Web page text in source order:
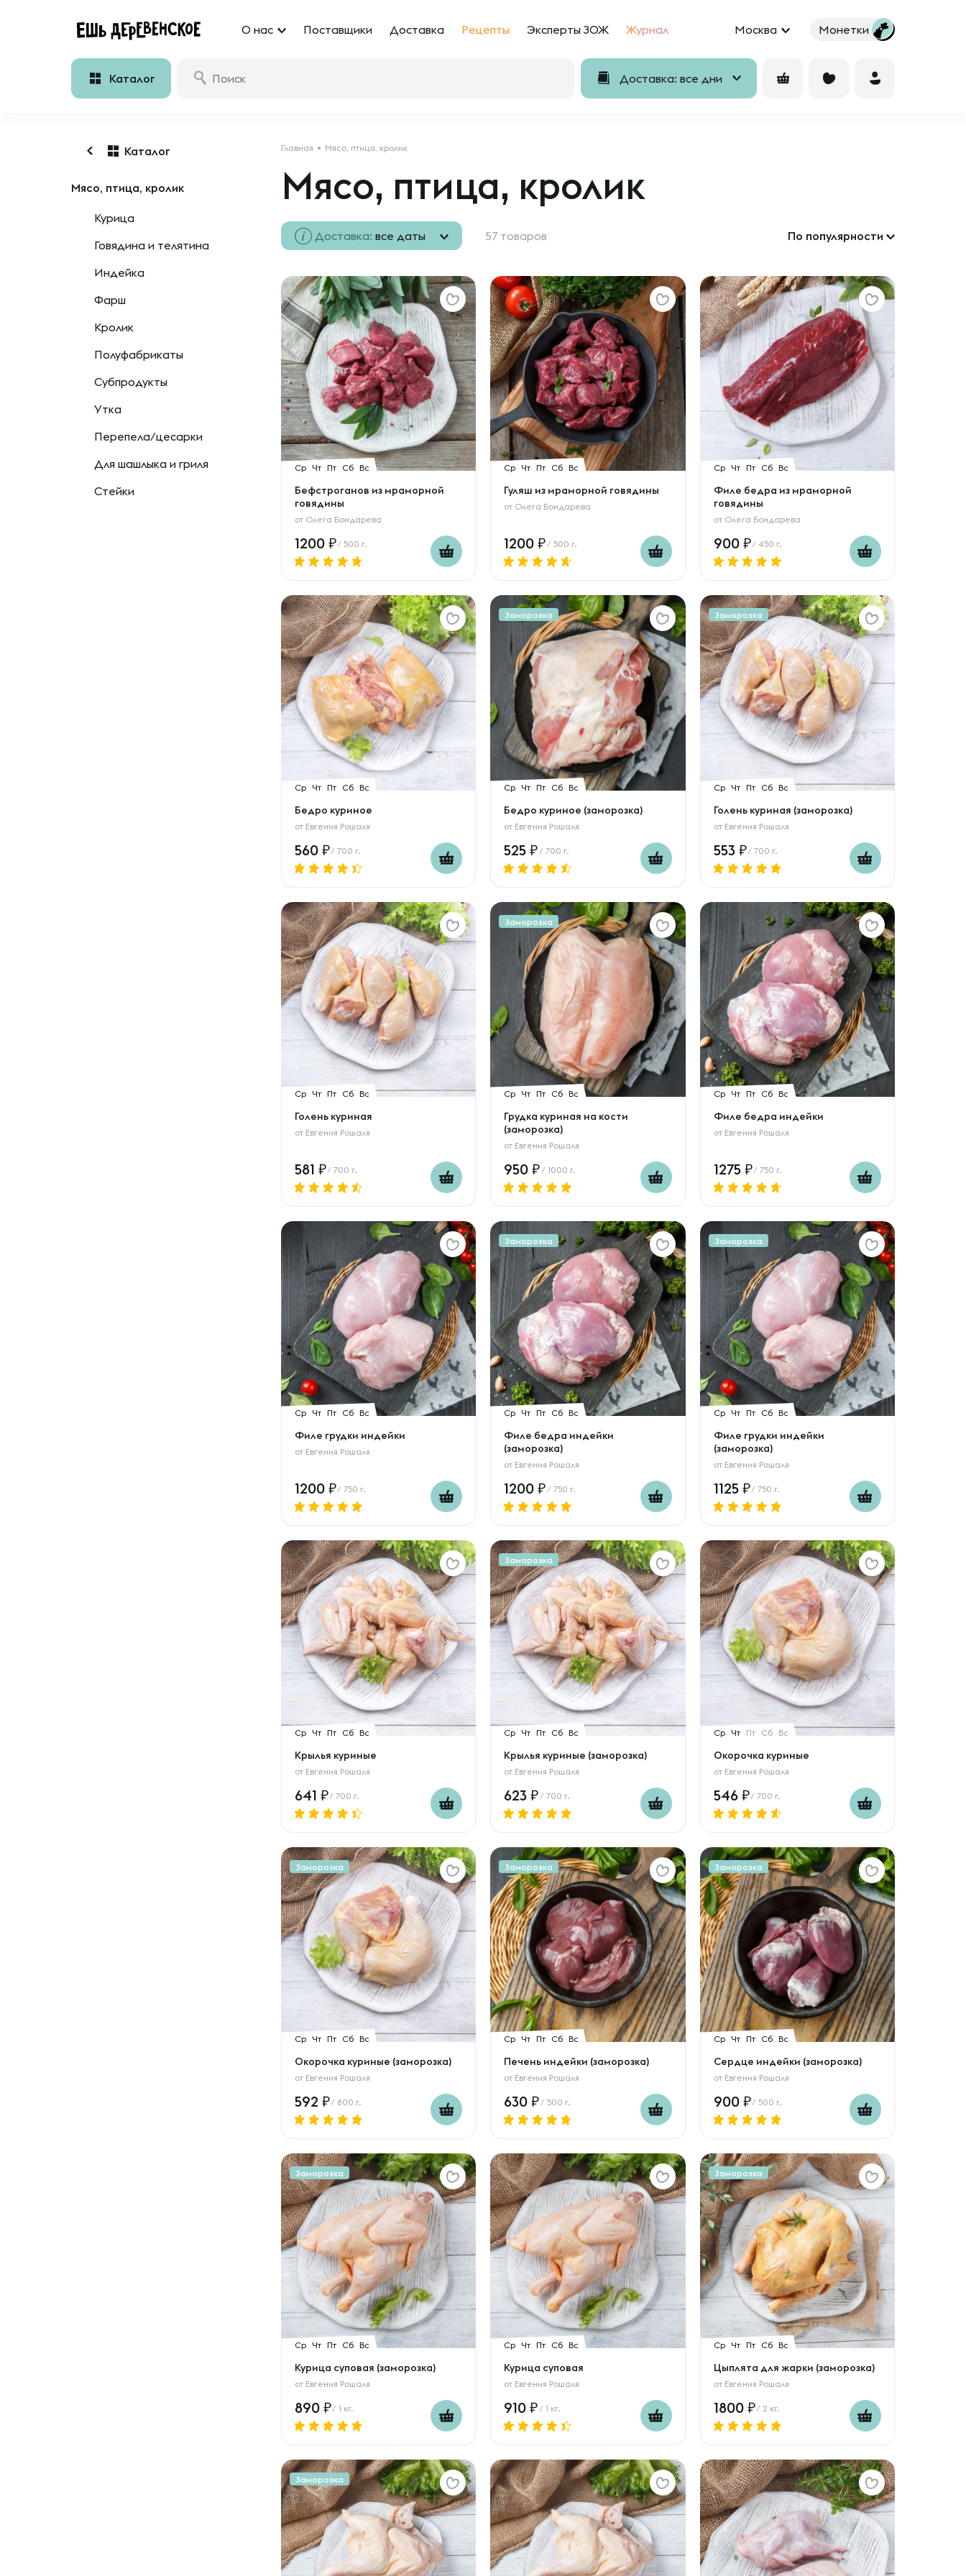
О нас Поставщики Доставка Рецепты Эксперты ЗОЖ Журнал Москва Монетки
Каталог Доставка: все дни
Каталог
Мясо, птица, кролик
Курица
Говядина и телятина
Индейка
Фарш
Кролик
Полуфабрикаты
Субпродукты
Утка
Перепела/цесарки
Для шашлыка и гриля
Стейки
Главная Мясо, птица, кролик
Мясо, птица, кролик
Доставка: все даты 57 товаров По популярности
Ср Чт Пт Сб Вс
Бефстроганов из мраморной
говядины
от Олега Бондарева
1200 / 500 г.
Ср Чт Пт Сб Вс
Гуляш из мраморной говядины
от Олега Бондарева
1200 / 500 г.
Ср Чт Пт Сб Вс
Филе бедра из мраморной
говядины
от Олега Бондарева
900 / 450 г.
Ср Чт Пт Сб Вс
Бедро куриное
от Евгения Рошаля
560 / 700 г.
Заморозка
Ср Чт Пт Сб Вс
Бедро куриное (заморозка)
от Евгения Рошаля
525 / 700 г.
Заморозка
Ср Чт Пт Сб Вс
Голень куриная (заморозка)
от Евгения Рошаля
553 / 700 г.
Ср Чт Пт Сб Вс
Голень куриная
от Евгения Рошаля
581 / 700 г.
Заморозка
Ср Чт Пт Сб Вс
Грудка куриная на кости
(заморозка)
от Евгения Рошаля
950 / 1000 г.
Ср Чт Пт Сб Вс
Филе бедра индейки
от Евгения Рошаля
1275 / 750 г.
Ср Чт Пт Сб Вс
Филе грудки индейки
от Евгения Рошаля
1200 / 750 г.
Заморозка
Ср Чт Пт Сб Вс
Филе бедра индейки
(заморозка)
от Евгения Рошаля
1200 / 750 г.
Заморозка
Ср Чт Пт Сб Вс
Филе грудки индейки
(заморозка)
от Евгения Рошаля
1125 / 750 г.
Ср Чт Пт Сб Вс
Крылья куриные
от Евгения Рошаля
641 / 700 г.
Заморозка
Ср Чт Пт Сб Вс
Крылья куриные (заморозка)
от Евгения Рошаля
623 / 700 г.
Ср Чт Пт Сб Вс
Окорочка куриные
от Евгения Рошаля
546 / 700 г.
Заморозка
Ср Чт Пт Сб Вс
Окорочка куриные (заморозка)
от Евгения Рошаля
592 / 800 г.
Заморозка
Ср Чт Пт Сб Вс
Печень индейки (заморозка)
от Евгения Рошаля
630 / 500 г.
Заморозка
Ср Чт Пт Сб Вс
Сердце индейки (заморозка)
от Евгения Рошаля
900 / 500 г.
Заморозка
Ср Чт Пт Сб Вс
Курица суповая (заморозка)
от Евгения Рошаля
890 / 1 кг.
Ср Чт Пт Сб Вс
Курица суповая
от Евгения Рошаля
910 / 1 кг.
Заморозка
Ср Чт Пт Сб Вс
Цыплята для жарки (заморозка)
от Евгения Рошаля
1800 / 2 кг.
Заморозка